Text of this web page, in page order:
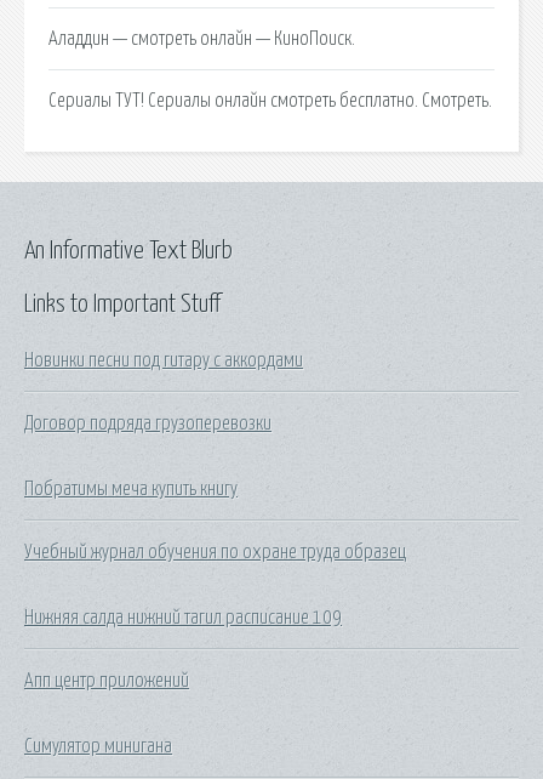
Аладдин — смотреть онлайн — КиноПоиск.
Сериалы ТУТ! Сериалы онлайн смотреть бесплатно. Смотреть.
Links to Important Stuff
Новинки песни под гитару с аккордами
Договор подряда грузоперевозки
Побратимы меча купить книгу
Учебный журнал обучения по охране труда образец
Нижняя салда нижний тагил расписание 109
Апп центр приложений
Симулятор минигана
An Informative Text Blurb